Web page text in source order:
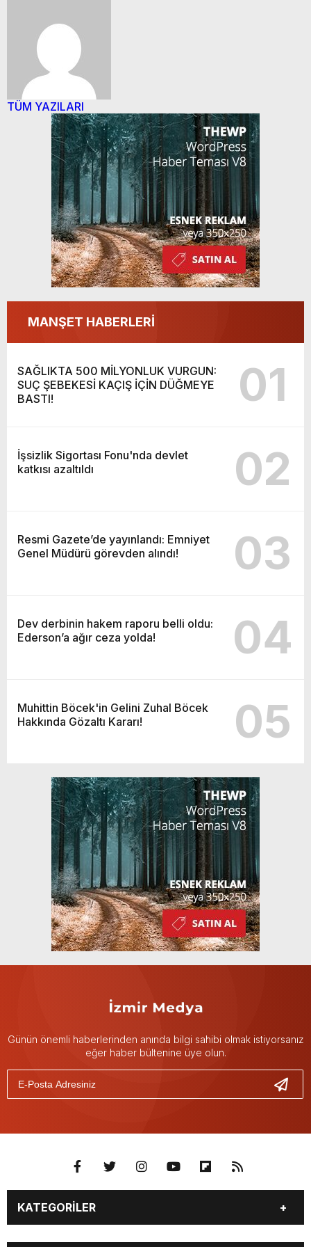
TÜM YAZILARI
MANŞET HABERLERİ
SAĞLIKTA 500 MİLYONLUK VURGUN:
SUÇ ŞEBEKESİ KAÇIŞ İÇİN DÜĞMEYE
BASTI!
01
İşsizlik Sigortası Fonu'nda devlet
katkısı azaltıldı
02
Resmi Gazete’de yayınlandı: Emniyet
Genel Müdürü görevden alındı!
03
Dev derbinin hakem raporu belli oldu:
Ederson’a ağır ceza yolda!
04
Muhittin Böcek'in Gelini Zuhal Böcek
Hakkında Gözaltı Kararı!
05
Günün önemli haberlerinden anında bilgi sahibi olmak istiyorsanız
eğer haber bültenine üye olun.
KATEGORİLER
GÜNDEM DÜNYA